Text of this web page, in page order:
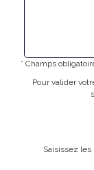
* Champs
Pour valider
Saisissez les